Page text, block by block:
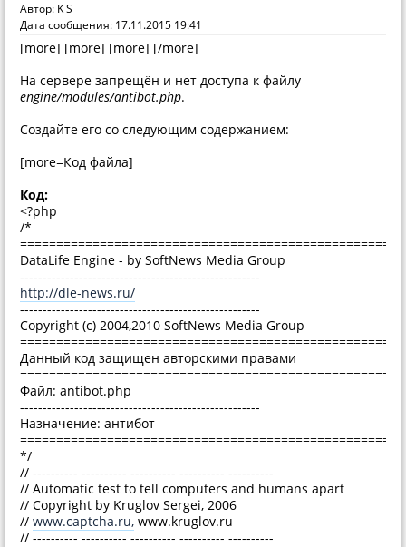
Автор: K S
Дата сообщения: 17.11.2015 19:41
[more] [more] [more] [/more]
На сервере запрещён и нет доступа к файлу
engine/modules/antibot.php.
Создайте его со следующим содержанием:
[more=Код файла]
Код:
<?php
/*
=====================================================
DataLife Engine - by SoftNews Media Group
-----------------------------------------------------
http://dle-news.ru/
-----------------------------------------------------
Copyright (c) 2004,2010 SoftNews Media Group
=====================================================
Данный код защищен авторскими правами
=====================================================
Файл: antibot.php
-----------------------------------------------------
Назначение: антибот
=====================================================
*/
// ---------- ---------- ---------- ---------- ----------
// Automatic test to tell computers and humans apart
// Copyright by Kruglov Sergei, 2006
// www.captcha.ru, www.kruglov.ru
// ---------- ---------- ---------- ---------- ----------